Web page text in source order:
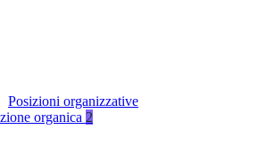
Posizioni organizzative
organica 2